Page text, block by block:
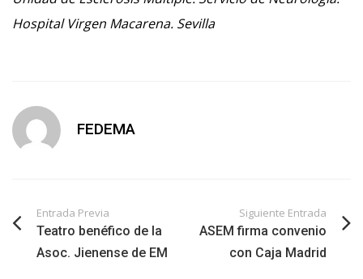
Hospital Virgen Macarena. Sevilla
FEDEMA
Entrada Previa
Teatro benéfico de la
Asoc. Jienense de EM
Siguiente Entrada
ASEM firma convenio
con Caja Madrid